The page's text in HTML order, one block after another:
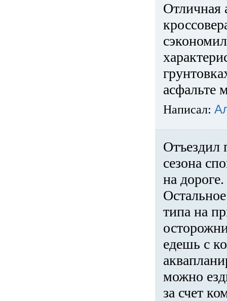
Отличная
асфальте
Написал:
Отъездил
сезона
на
типа на
едешь с
можно
за счет